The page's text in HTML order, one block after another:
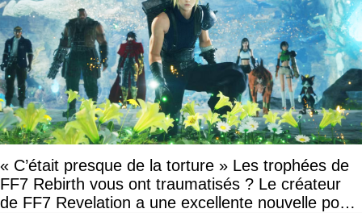
« C’était presque de la torture » Les trophées de
FF7 Rebirth vous ont traumatisés ? Le créateur
de FF7 Revelation a une excellente nouvelle pour